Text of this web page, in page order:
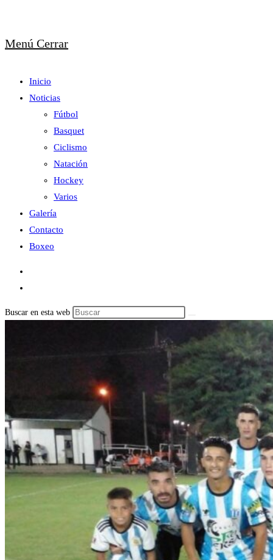
Menú Cerrar
Inicio
Noticias
Fútbol
Basquet
Ciclismo
Natación
Hockey
Varios
Galería
Contacto
Boxeo
Buscar en esta web